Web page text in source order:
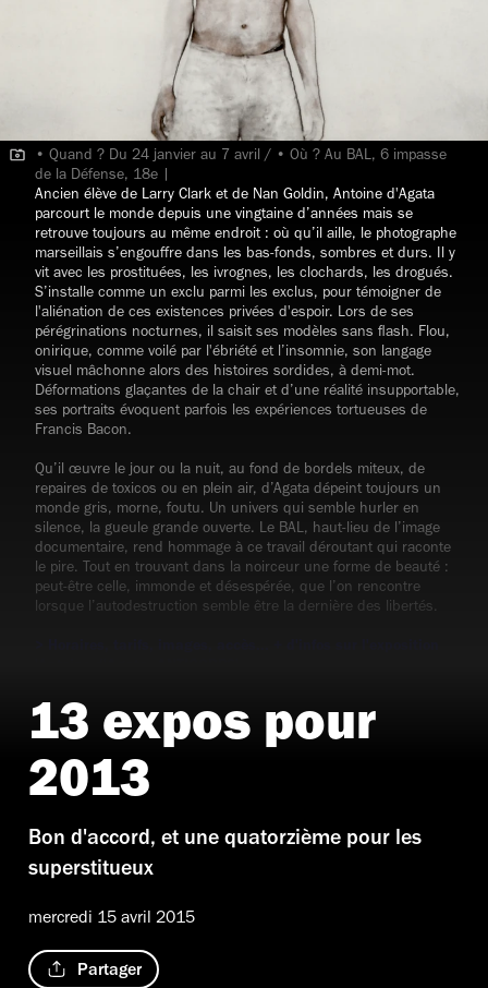
• Quand ? Du 24 janvier au 7 avril / • Où ? Au BAL, 6 impasse
de la Défense, 18e |
Ancien élève de Larry Clark et de Nan Goldin, Antoine d'Agata
parcourt le monde depuis une vingtaine d’années mais se
retrouve toujours au même endroit : où qu’il aille, le photographe
marseillais s’engouffre dans les bas-fonds, sombres et durs. Il y
vit avec les prostituées, les ivrognes, les clochards, les drogués.
S’installe comme un exclu parmi les exclus, pour témoigner de
l'aliénation de ces existences privées d'espoir. Lors de ses
pérégrinations nocturnes, il saisit ses modèles sans flash. Flou,
onirique, comme voilé par l'ébriété et l’insomnie, son langage
visuel mâchonne alors des histoires sordides, à demi-mot.
Déformations glaçantes de la chair et d’une réalité insupportable,
ses portraits évoquent parfois les expériences tortueuses de
Francis Bacon.
Qu’il œuvre le jour ou la nuit, au fond de bordels miteux, de
repaires de toxicos ou en plein air, d’Agata dépeint toujours un
monde gris, morne, foutu. Un univers qui semble hurler en
silence, la gueule grande ouverte. Le BAL, haut-lieu de l’image
documentaire, rend hommage à ce travail déroutant qui raconte
le pire. Tout en trouvant dans la noirceur une forme de beauté :
peut-être celle, immonde et désespérée, que l’on rencontre
lorsque l’autodestruction semble être la dernière des libertés.
Image : © Antoine d’Agata - Magnum photos / Courtesy galerie
Les Filles du Calvaire, Paris
13 expos pour
2013
Bon d'accord, et une quatorzième pour les
superstitueux
mercredi 15 avril 2015
Partager